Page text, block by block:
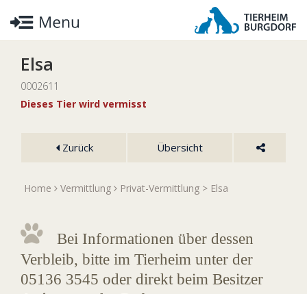
Elsa
0002611
Dieses Tier wird vermisst
Zurück Übersicht
Home Vermittlung Privat-Vermittlung > Elsa
Bei Informationen über dessen
Verbleib, bitte im Tierheim unter der
05136 3545 oder direkt beim Besitzer